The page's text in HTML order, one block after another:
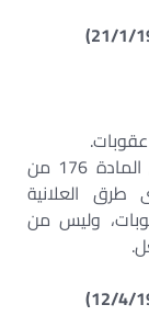
أن من عناصر الجريمة المنصوص عليها فى المادة 176 من
طرق العلانية
قانون العقوبات، وليس من